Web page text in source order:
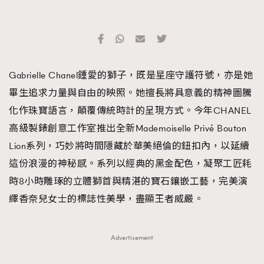
Gabrielle Chanel鍾愛的獅子，既是星座守護符號，亦是她
畢生追求力量與自由的映照。她擅長將具意義的精神圖騰
化作珠寶語言，顛覆傳統時計的呈現方式。今年CHANEL
高級製錶創意工作室推出全新Mademoiselle Privé Bouton
Lion系列，巧妙將時間隱藏於華美絕倫的鈕扣內，以延續
這份浪漫的神秘感。系列以經典的黑金配色，凝聚工匠耗
時8小時雕琢的立體獅首與精湛的寶石鑲嵌工藝，完美演
繹香奈兒女士的標誌性美學，盡顯王者威嚴。
Advertisement